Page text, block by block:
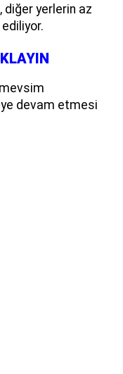
diğer yerlerin az
mevsim
devam etmesi